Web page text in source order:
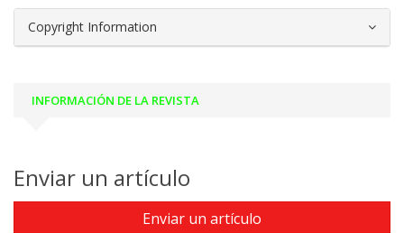
Copyright Information
INFORMACIÓN DE LA REVISTA
Enviar un artículo
Enviar un artículo